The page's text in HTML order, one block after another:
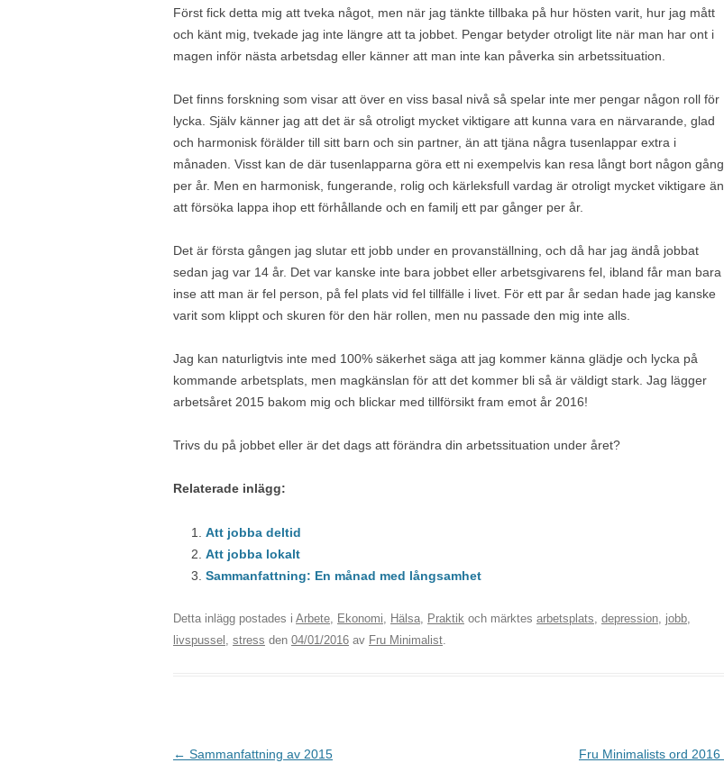
Först fick detta mig att tveka något, men när jag tänkte tillbaka på hur hösten varit, hur jag mått
och känt mig, tvekade jag inte längre att ta jobbet. Pengar betyder otroligt lite när man har ont i
magen inför nästa arbetsdag eller känner att man inte kan påverka sin arbetssituation.
Det finns forskning som visar att över en viss basal nivå så spelar inte mer pengar någon roll för
lycka. Själv känner jag att det är så otroligt mycket viktigare att kunna vara en närvarande, glad
och harmonisk förälder till sitt barn och sin partner, än att tjäna några tusenlappar extra i
månaden. Visst kan de där tusenlapparna göra ett ni exempelvis kan resa långt bort någon gång
per år. Men en harmonisk, fungerande, rolig och kärleksfull vardag är otroligt mycket viktigare än
att försöka lappa ihop ett förhållande och en familj ett par gånger per år.
Det är första gången jag slutar ett jobb under en provanställning, och då har jag ändå jobbat
sedan jag var 14 år. Det var kanske inte bara jobbet eller arbetsgivarens fel, ibland får man bara
inse att man är fel person, på fel plats vid fel tillfälle i livet. För ett par år sedan hade jag kanske
varit som klippt och skuren för den här rollen, men nu passade den mig inte alls.
Jag kan naturligtvis inte med 100% säkerhet säga att jag kommer känna glädje och lycka på
kommande arbetsplats, men magkänslan för att det kommer bli så är väldigt stark. Jag lägger
arbetsåret 2015 bakom mig och blickar med tillförsikt fram emot år 2016!
Trivs du på jobbet eller är det dags att förändra din arbetssituation under året?
Relaterade inlägg:
Att jobba deltid
Att jobba lokalt
Sammanfattning: En månad med långsamhet
Detta inlägg postades i Arbete, Ekonomi, Hälsa, Praktik och märktes arbetsplats, depression, jobb,
livspussel , stress den 04/01/2016 av Fru Minimalist.
Inläggsnavigering
← Sammanfattning av 2015 Fru Minimalists ord 2016